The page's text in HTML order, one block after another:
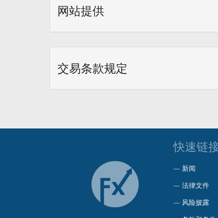
网站提供
交易条款规定
快速链
— 新闻
— 法律文件
— 风险披露